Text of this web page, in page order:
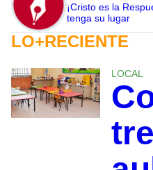
¡Cristo es la
tenga su lugar
LO+RECIENTE
LOCAL